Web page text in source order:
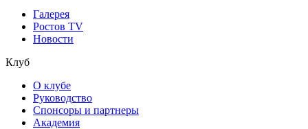
Галерея
Ростов TV
Новости
Клуб
О клубе
Руководство
Спонсоры и партнеры
Академия